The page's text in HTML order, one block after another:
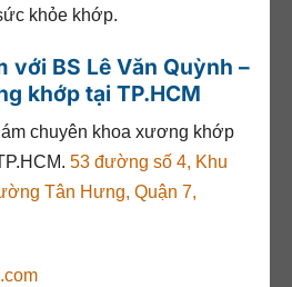
khỏe khớp.
với BS Lê Văn Quỳnh –
khớp tại TP.HCM
chuyên khoa xương khớp
53 đường số 4, Khu
Tân Hưng, Quận 7,